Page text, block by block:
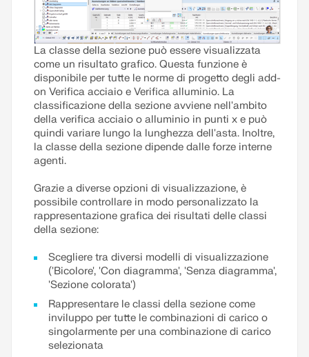
La classe della sezione può essere visualizzata
come un risultato grafico. Questa funzione è
disponibile per tutte le norme di progetto degli add-
on Verifica acciaio e Verifica alluminio. La
classificazione della sezione avviene nell'ambito
della verifica acciaio o alluminio in punti x e può
quindi variare lungo la lunghezza dell'asta. Inoltre,
la classe della sezione dipende dalle forze interne
agenti.
Grazie a diverse opzioni di visualizzazione, è
possibile controllare in modo personalizzato la
rappresentazione grafica dei risultati delle classi
della sezione:
Scegliere tra diversi modelli di visualizzazione
('Bicolore', 'Con diagramma', 'Senza diagramma',
'Sezione colorata')
Rappresentare le classi della sezione come
inviluppo per tutte le combinazioni di carico o
singolarmente per una combinazione di carico
selezionata